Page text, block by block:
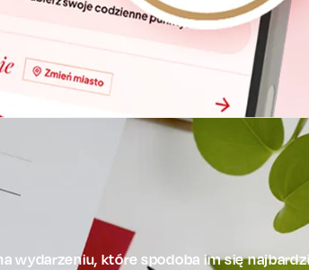
wydarzeniu, które spodoba im się